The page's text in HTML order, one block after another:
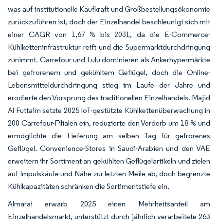
was auf institutionelle Kaufkraft und Großbestellungsökonomie
zurückzuführen ist, doch der Einzelhandel beschleunigt sich mit
einer CAGR von 1,67 % bis 2031, da die E-Commerce-
Kühlketteninfrastruktur reift und die Supermarktdurchdringung
zunimmt. Carrefour und Lulu dominieren als Ankerhypermärkte
bei gefrorenem und gekühltem Geflügel, doch die Online-
Lebensmitteldurchdringung stieg im Laufe der Jahre und
erodierte den Vorsprung des traditionellen Einzelhandels. Majid
Al Futtaim setzte 2025 IoT-gestützte Kühlkettenüberwachung in
200 Carrefour-Filialen ein, reduzierte den Verderb um 18 % und
ermöglichte die Lieferung am selben Tag für gefrorenes
Geflügel. Convenience-Stores in Saudi-Arabien und den VAE
erweitern ihr Sortiment an gekühlten Geflügelartikeln und zielen
auf Impulskäufe und Nähe zur letzten Meile ab, doch begrenzte
Kühlkapazitäten schränken die Sortimentstiefe ein.
Almarai erwarb 2025 einen Mehrheitsanteil am
Einzelhandelsmarkt, unterstützt durch jährlich verarbeitete 263